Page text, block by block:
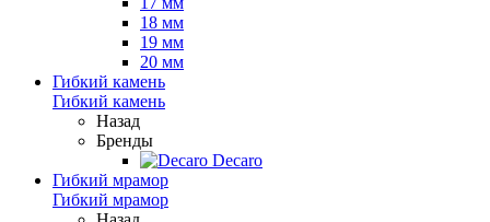
18 мм
19 мм
20 мм
Гибкий камень
Гибкий камень
Назад
Бренды
Decaro
Гибкий мрамор
Гибкий мрамор